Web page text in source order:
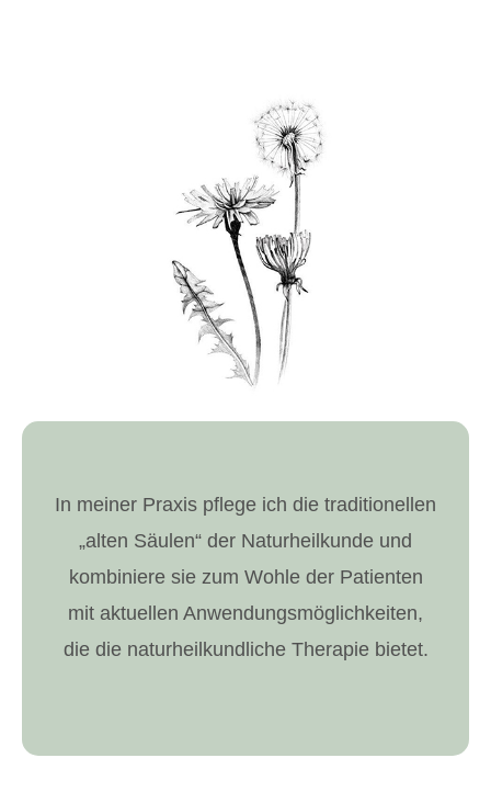
In meiner Praxis pflege ich die traditionellen
„alten Säulen“ der Naturheilkunde und
kombiniere sie zum Wohle der Patienten
mit aktuellen Anwendungsmöglichkeiten,
die die naturheilkundliche Therapie bietet.